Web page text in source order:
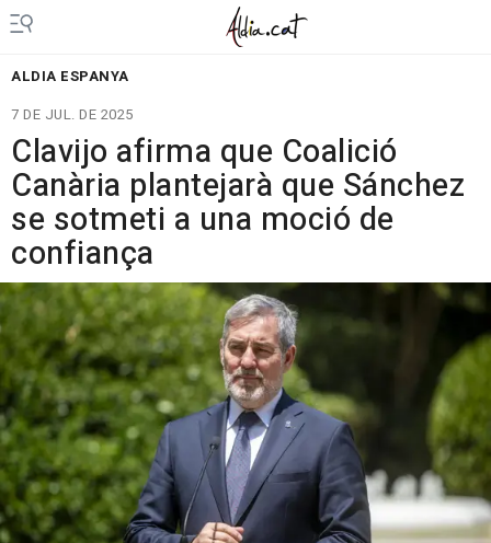
ALDIA ESPANYA
7 DE JUL. DE 2025
Clavijo afirma que Coalició
Canària plantejarà que Sánchez
se sotmeti a una moció de
confiança